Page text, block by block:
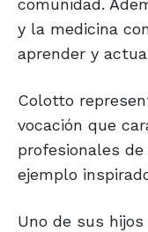
comunidad.
y la medicina
aprender y
Colotto
vocación que
profesionales
ejemplo
Uno de sus